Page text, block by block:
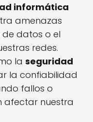
informática
amenazas
datos o el
redes.
la seguridad
la confiabilidad
fallos o
afectar nuestra